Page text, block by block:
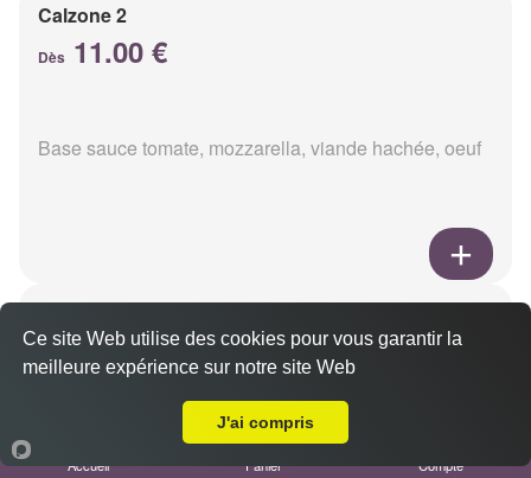
Calzone 2
Dès 11.00 €
Base sauce tomate, mozzarella, viande hachée, oeuf
Dès 11.00 €
Base sauce tomate, mozzarella, oeuf, poulet,
Accueil Panier Compte
Ce site Web utilise des cookies pour vous garantir la
meilleure expérience sur notre site Web
J'ai compris